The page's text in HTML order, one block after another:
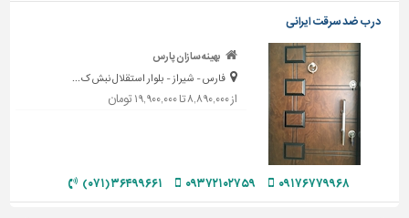
سرویس
بهداشتی
ابزار،یراق
و
ماشین
آلات
برقی،روشنایی،ایمنی
درب ضد سرقت ایرانی
بهینه سازان پارس
فارس - شیراز - بلوار استقلال نبش ک...
از ۸,۸۹۰,۰۰۰ تا ۱۹,۹۰۰,۰۰۰ تومان
۰۹۱۷۶۷۷۹۹۶۸ ۰۹۳۷۲۱۰۲۷۵۹ ۳۶۴۹۹۶۶۱ (۰۷۱)